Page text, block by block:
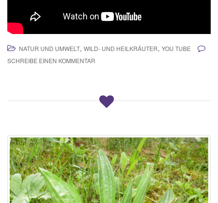
NATUR UND UMWELT, WILD- UND HEILKRÄUTER, YOU TUBE
SCHREIBE EINEN KOMMENTAR